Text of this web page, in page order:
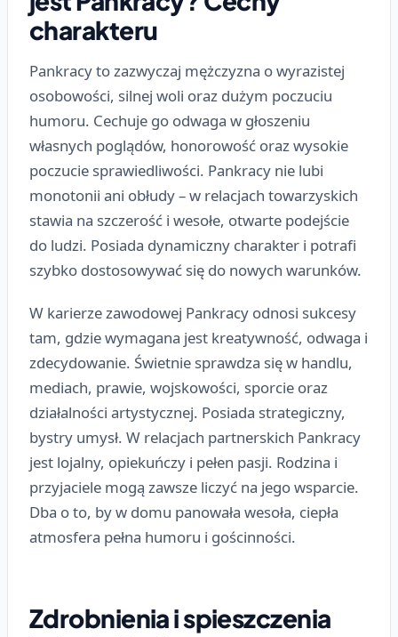
charakteru
Pankracy to zazwyczaj mężczyzna o wyrazistej
osobowości, silnej woli oraz dużym poczuciu
humoru. Cechuje go odwaga w głoszeniu
własnych poglądów, honorowość oraz wysokie
poczucie sprawiedliwości. Pankracy nie lubi
monotonii ani obłudy – w relacjach towarzyskich
stawia na szczerość i wesołe, otwarte podejście
do ludzi. Posiada dynamiczny charakter i potrafi
szybko dostosowywać się do nowych warunków.
W karierze zawodowej Pankracy odnosi sukcesy
tam, gdzie wymagana jest kreatywność, odwaga i
zdecydowanie. Świetnie sprawdza się w handlu,
mediach, prawie, wojskowości, sporcie oraz
działalności artystycznej. Posiada strategiczny,
bystry umysł. W relacjach partnerskich Pankracy
jest lojalny, opiekuńczy i pełen pasji. Rodzina i
przyjaciele mogą zawsze liczyć na jego wsparcie.
Dba o to, by w domu panowała wesoła, ciepła
atmosfera pełna humoru i gościnności.
Zdrobnienia i spieszczenia